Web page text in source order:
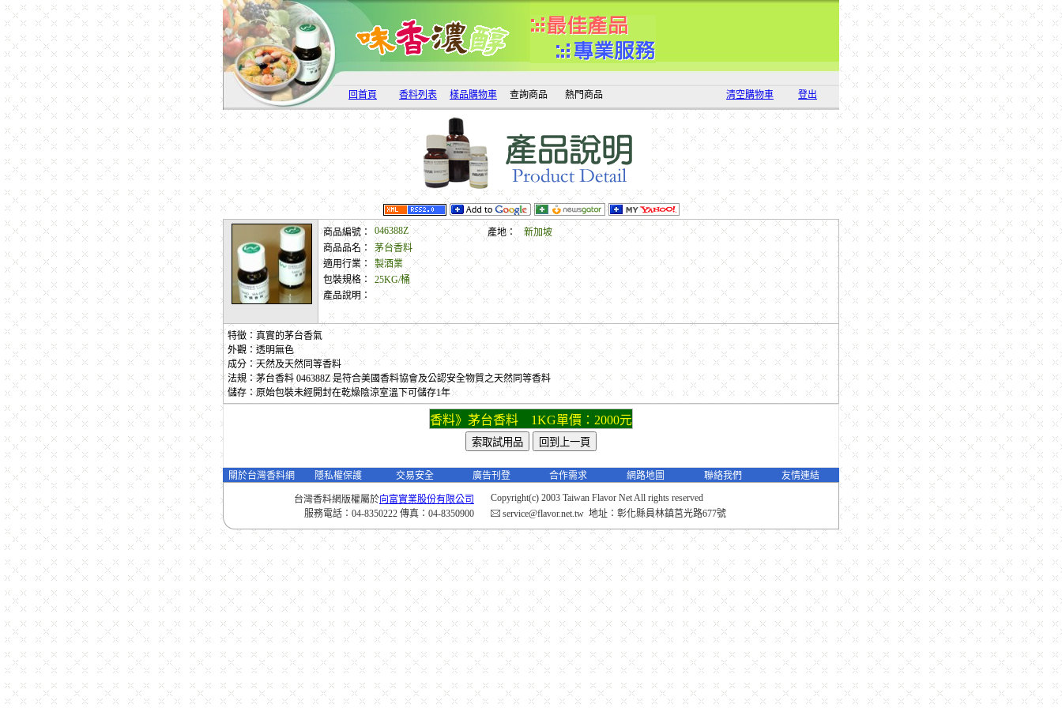
回首頁 香料列表 樣品購物車 查詢商品 熱門商品 清空購物車 登出
商品編號： 046388Z 產地：
新加坡
商品品名：
茅台香料
適用行業：
製酒業
包裝規格：
25KG/桶
產品說明：
特徵：真實的茅台香氣
外觀：透明無色
成分：天然及天然同等香料
法規：茅台香料 046388Z 是符合美國香料協會及公認安全物質之天然同等香料
儲存：原始包裝未經開封在乾燥陰涼室溫下可儲存1年
香料》茅台香料 1KG單價：2000元
關於台灣香料網 隱私權保護 交易安全 廣告刊登 合作需求 網路地圖 聯絡我們 友情連結
台灣香料網版權屬於向富實業股份有限公司
Copyright(c) 2003 Taiwan Flavor Net All rights reserved
服務電話：04-8350222 傳真：04-8350900
service@flavor.net.tw 地址：彰化縣員林鎮莒光路677號